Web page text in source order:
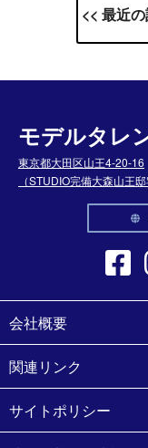
<< 最近
モデルタレ
東京都大田区山王4-20-16
（STUDIO完備大森山王邸
会社概要
関連リンク
サイトポリシー